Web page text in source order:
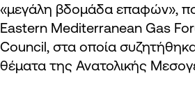
«μεγάλη βδομάδα επαφών»,
Eastern Mediterranean Gas
Council, στα οποία
θέματα της Ανατολικής